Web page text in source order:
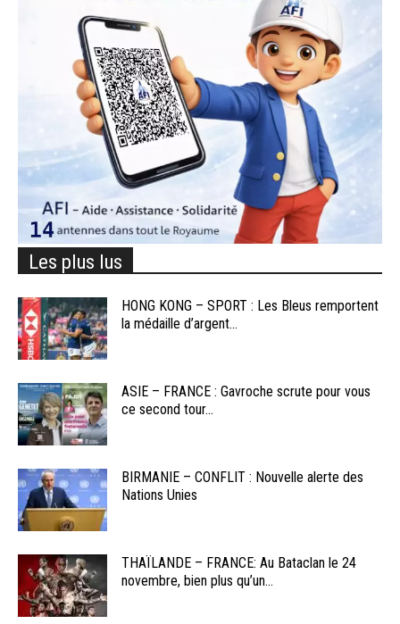
Les plus lus
HONG KONG – SPORT : Les Bleus remportent
la médaille d’argent...
ASIE – FRANCE : Gavroche scrute pour vous
ce second tour...
BIRMANIE – CONFLIT : Nouvelle alerte des
Nations Unies
THAÏLANDE – FRANCE: Au Bataclan le 24
novembre, bien plus qu’un...